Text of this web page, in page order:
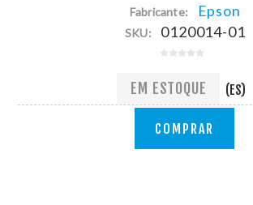
Fabricante: Epson
SKU: 0120014-01
EM ESTOQUE (ES)
COMPRAR